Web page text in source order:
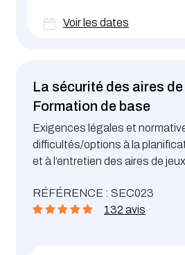
Voir les dates
La sécurité des aires de
Formation de base
Exigences légales et
difficultés/options à la
et à l’entretien des aires de jeux
RÉFÉRENCE : SEC023
132 avis